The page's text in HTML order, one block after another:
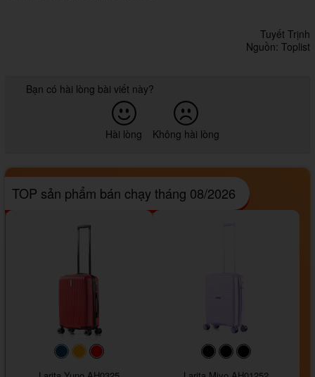
Tuyết Trịnh
Nguồn: Toplist
Bạn có hài lòng bài viết này?
Hài lòng Không hài lòng
TOP sản phẩm bán chạy tháng 08/2026
#093f69#ffa500 #000000#000000